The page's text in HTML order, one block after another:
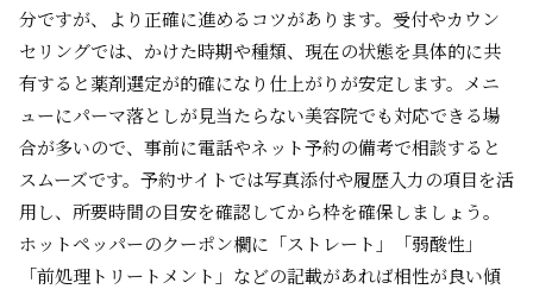
分ですが、より正確に進めるコツがあります。受付やカウン
セリングでは、かけた時期や種類、現在の状態を具体的に共
有すると薬剤選定が的確になり仕上がりが安定します。メニ
ューにパーマ落としが見当たらない美容院でも対応できる場
合が多いので、事前に電話やネット予約の備考で相談すると
スムーズです。予約サイトでは写真添付や履歴入力の項目を活
用し、所要時間の目安を確認してから枠を確保しましょう。
ホットペッパーのクーポン欄に「ストレート」「弱酸性」
「前処理トリートメント」などの記載があれば相性が良い傾